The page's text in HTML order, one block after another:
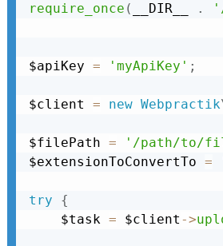
require_once ( __DIR__ .
$apiKey = 'myApiKey' ;
$client = new Webpractik
$filePath =
'/path/to/
$extensionToConvertTo =
try
{
    $task
= $client ->